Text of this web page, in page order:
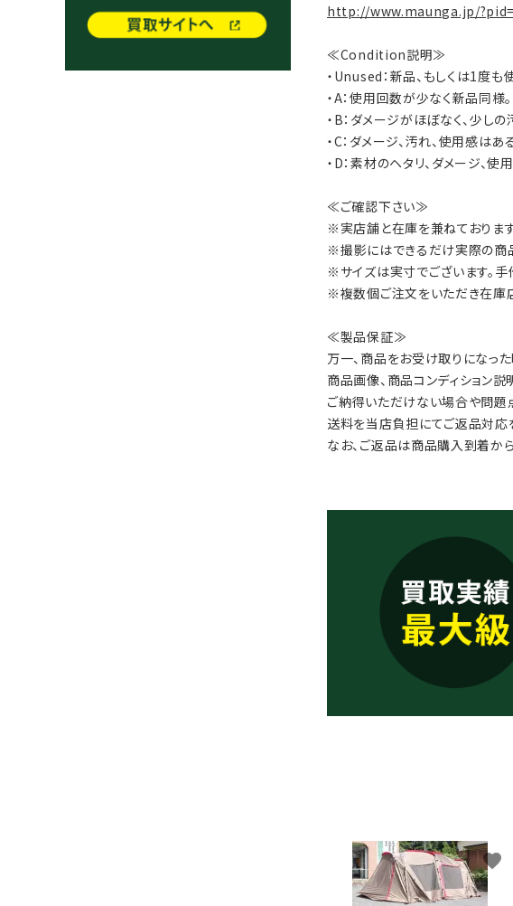
http://www.maunga.jp/
≪Condition説明≫
・Unused：新品、もしくは1度も
・A：使用回数が少なく新品同様。
・B：ダメージがほぼなく、少し
・C：ダメージ、汚れ、使用感は
・D：素材のヘタリ、ダメージ、
≪ご確認下さい≫
※実店舗と在庫を兼ねておりま
※撮影にはできるだけ実際の商
※サイズは実寸でございます。
※複数個ご注文をいただき在庫
≪製品保証≫
万一、商品をお受け取りになっ
商品画像、商品コンディション
ご納得いただけない場合や問題
送料を当店負担にてご返品対応
なお、ご返品は商品購入到着か
favorite